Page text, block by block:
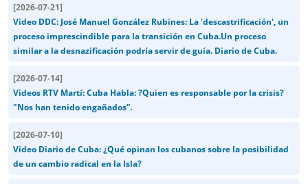
[2026-07-21]
Video DDC: José Manuel González Rubines: La 'descastrificación', un
proceso imprescindible para la transición en Cuba.Un proceso
similar a la desnazificación podría servir de guía. Diario de Cuba.
[2026-07-14]
Videos RTV Martí: Cuba Habla: ?Quien es responsable por la crisis?
"Nos han tenido engañados”.
[2026-07-10]
Video Diario de Cuba: ¿Qué opinan los cubanos sobre la posibilidad
de un cambio radical en la Isla?